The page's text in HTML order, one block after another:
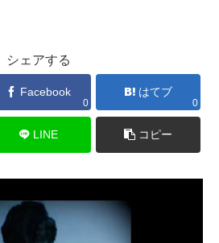
シェアする
Facebook
0
はてブ
0
LINE コピー